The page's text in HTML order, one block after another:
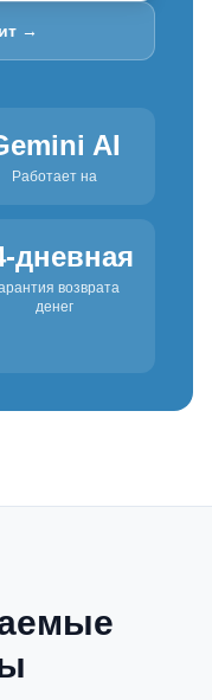
→
AI
Работает на
дневная
возврата
денег